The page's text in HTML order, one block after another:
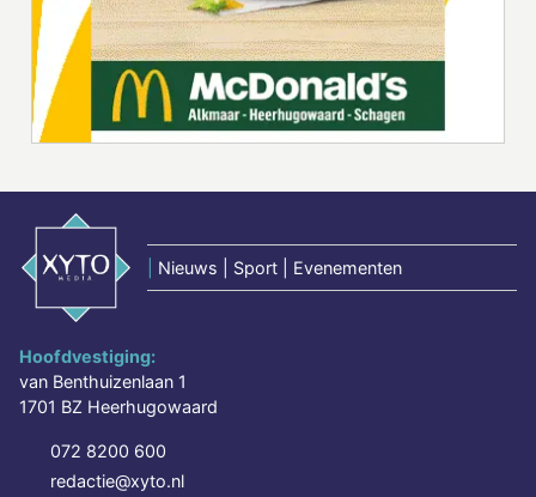
Nieuws | Sport | Evenementen
Hoofdvestiging:
van Benthuizenlaan 1
1701 BZ Heerhugowaard
072 8200 600
redactie@xyto.nl